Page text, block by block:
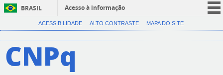
BRASIL
Acesso à informação
CORONAVÍRUS (COVID-19)
ACESSIBILIDADE ALTO CONTRASTE MAPA DO SITE
CNPq